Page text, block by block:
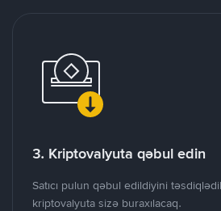
3. Kriptovalyuta qəbul edin
Satıcı pulun qəbul edildiyini
kriptovalyuta sizə buraxılacaq.